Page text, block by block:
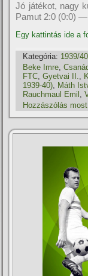
Jó játékot, nagy
Pamut 2:0 (0:0)
Egy kattintás ide a
Kategória: 1939/40
Beke Imre,
FTC,Gyetvai II.,
1939-40), Máth
Rauchmaul Emil ,
Hozzászólás